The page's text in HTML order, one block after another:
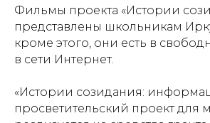
Фильмы проекта «Истории
представлены школьникам
кроме этого, они есть в
в сети Интернет.
«Истории созидания:
просветительский проект для